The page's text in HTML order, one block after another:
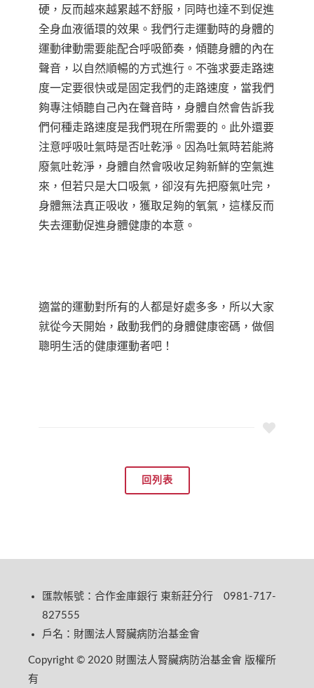
硬，反而越來越累越不舒服，同時也達不到促進
全身血液循環的效果。我們行走運動時的身體的
運動律動需要能配合呼吸節奏，傾聽身體的內在
聲音，以自然順暢的方式進行。不強求要走路速
度一定要很快或是固定我們的走路速度，當我們
夠專注傾聽自己內在聲音時，身體自然會告訴我
們何種走路速度是我們現在所需要的。此外還要
注意呼吸吐氣時是否吐乾淨。因為吐氣時若能將
廢氣吐乾淨，身體自然會吸收足夠新鮮的空氣進
來，但若只是大口吸氣，卻沒有先把廢氣吐完，
身體無法真正吸收，獲取足夠的氧氣，這樣反而
失去運動促進身體健康的本意。
適當的運動對所有的人都是好處多多，所以大家
就從今天開始，啟動我們的身體健康密碼，做個
聰明生活的健康運動者吧！
回列表
匯款帳號：合作金庫銀行 東新莊分行 0981-717-
827555
戶名：財團法人腎臟病防治基金會
Copyright © 2020 財團法人腎臟病防治基金會 版權所
有